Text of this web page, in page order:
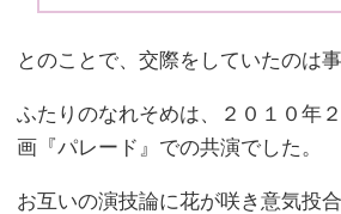
とのことで、交際をしていたのは
ふたりのなれそめは、２０１０年
画『パレード』での共演でした。
お互いの演技論に花が咲き意気投